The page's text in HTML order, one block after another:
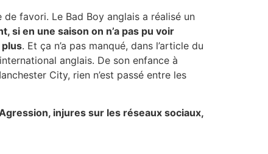
favori. Le Bad Boy anglais a réalisé un
si en une saison on n’a pas pu voir
plus. Et ça n’a pas manqué, dans l’article du
anglais. De son enfance à
City, rien n’est passé entre les
injures sur les réseaux sociaux,